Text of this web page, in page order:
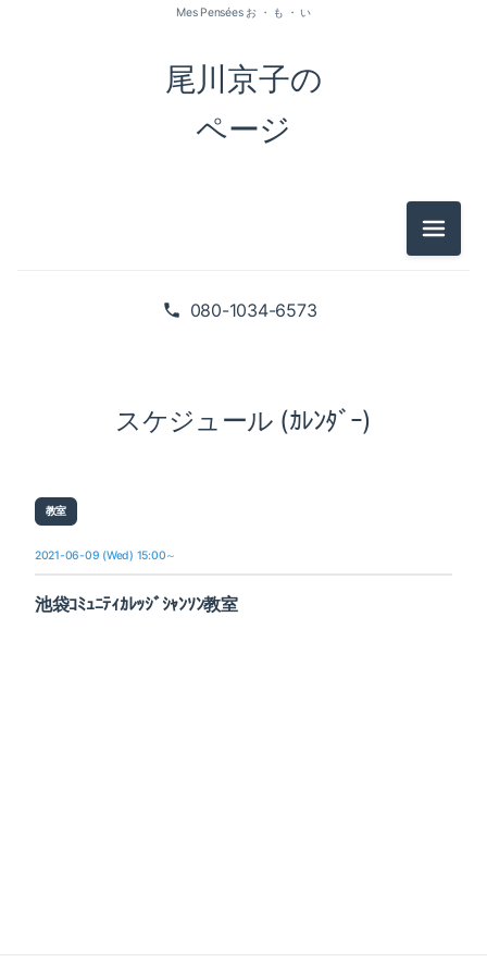
080-1034-6573
尾川京子の
ページ
Mes Pensées お ・ も ・ い
メニュ
スケジュール (ｶﾚﾝﾀﾞｰ)
教室
2021-06-09 (Wed) 15:00～
池袋ｺﾐｭﾆﾃｨｶﾚｯｼﾞｼｬﾝｿﾝ教室